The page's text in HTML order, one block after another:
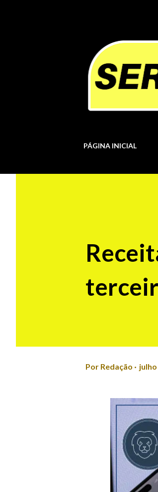
PÁGINA INICIAL
Por Redação julho